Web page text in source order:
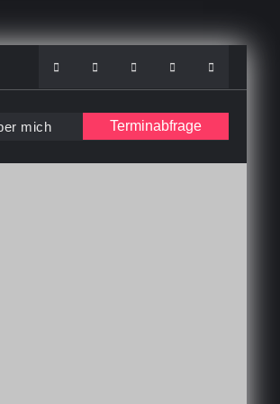
InstagramFacebookYoutubeSoundcloud
mich Terminabfrage